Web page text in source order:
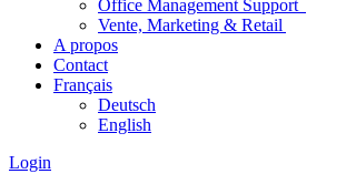
Office Management Support
Vente, Marketing & Retail
A propos
Contact
Français
Deutsch
English
Login